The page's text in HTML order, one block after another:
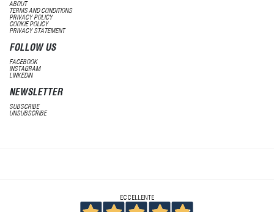
ABOUT
TERMS AND CONDITIONS
PRIVACY POLICY
COOKIE POLICY
PRIVACY STATEMENT
FOLLOW US
FACEBOOK
INSTAGRAM
LINKEDIN
NEWSLETTER
SUBSCRIBE
UNSUBSCRIBE
ECCELLENTE